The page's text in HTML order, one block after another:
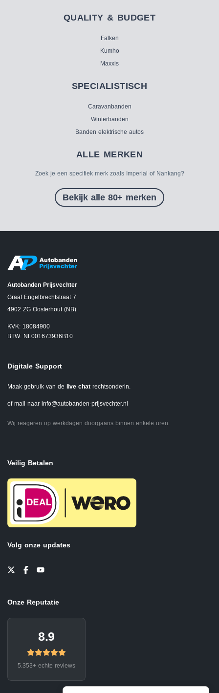
QUALITY & BUDGET
Falken
Kumho
Maxxis
SPECIALISTISCH
Caravanbanden
Winterbanden
Banden elektrische autos
ALLE MERKEN
Zoek je een specifiek merk zoals Imperial of Nankang?
Bekijk alle 80+ merken
Autobanden Prijsvechter
Graaf Engelbrechtstraat 7
4902 ZG Oosterhout (NB)
KVK: 18084900
BTW: NL001673936B10
Digitale Support
Maak gebruik van de live chat rechtsonderin.
of mail naar info@autobanden-prijsvechter.nl
Wij reageren op werkdagen doorgaans binnen enkele uren.
Veilig Betalen
Volg onze updates
Onze Reputatie
8.9
5.353+ echte reviews